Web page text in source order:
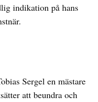
indikation på hans
Sergel en mästare
att beundra och